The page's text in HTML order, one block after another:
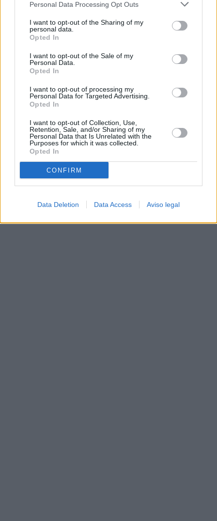
negar su consentimiento. Tenga en cuenta que algún
de su consentimiento, pero usted tiene el derecho de
rechazar tal procesamiento. Sus preferencias se aplicarán
cualquier momento entrando de nuevo en este sitio web o
visitando nuestra política de privacidad.
Personal Data Processing Opt Outs
I want to opt-out of the Sharing of my
personal data.
Opted In
I want to opt-out of the Sale of my
Personal Data.
Opted In
I want to opt-out of processing my
Personal Data for Targeted Advertising.
Opted In
I want to opt-out of Collection, Use,
Retention, Sale, and/or Sharing of my
Personal Data that Is Unrelated with the
Purposes for which it was collected.
Opted In
CONFIRM
Data Deletion Data Access Aviso legal